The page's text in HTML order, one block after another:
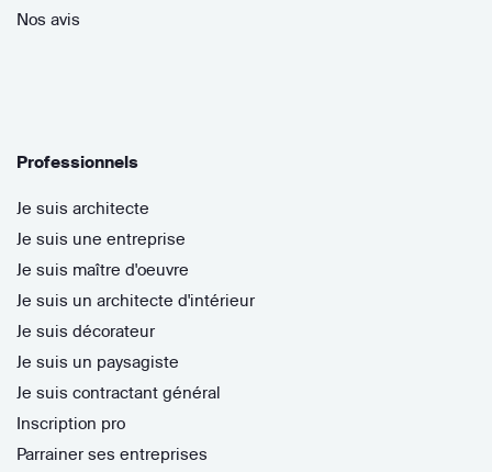
Nos avis
Professionnels
Je suis architecte
Je suis une entreprise
Je suis maître d'oeuvre
Je suis un architecte d'intérieur
Je suis décorateur
Je suis un paysagiste
Je suis contractant général
Inscription pro
Parrainer ses entreprises